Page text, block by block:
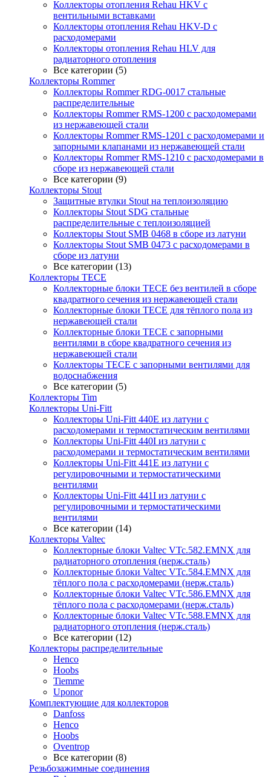
Коллекторы отопления Rehau HKV с
вентильными вставками
Коллекторы отопления Rehau HKV-D с
расходомерами
Коллекторы отопления Rehau HLV для
радиаторного отопления
Все категории (5)
Коллекторы Rommer
Коллекторы Rommer RDG-0017 стальные
распределительные
Коллекторы Rommer RMS-1200 с расходомерами
из нержавеющей стали
Коллекторы Rommer RMS-1201 с расходомерами и
запорными клапанами из нержавеющей стали
Коллекторы Rommer RMS-1210 с расходомерами в
сборе из нержавеющей стали
Все категории (9)
Коллекторы Stout
Защитные втулки Stout на теплоизоляцию
Коллекторы Stout SDG стальные
распределительные с теплоизоляцией
Коллекторы Stout SMB 0468 в сборе из латуни
Коллекторы Stout SMB 0473 с расходомерами в
сборе из латуни
Все категории (13)
Коллекторы TECE
Коллекторные блоки TECE без вентилей в сборе
квадратного сечения из нержавеющей стали
Коллекторные блоки TECE для тёплого пола из
нержавеющей стали
Коллекторные блоки TECE с запорными
вентилями в сборе квадратного сечения из
нержавеющей стали
Коллекторы TECE с запорными вентилями для
водоснабжения
Все категории (5)
Коллекторы Tim
Коллекторы Uni-Fitt
Коллекторы Uni-Fitt 440E из латуни с
расходомерами и термостатическим вентилями
Коллекторы Uni-Fitt 440I из латуни с
расходомерами и термостатическим вентилями
Коллекторы Uni-Fitt 441E из латуни с
регулировочными и термостатическими
вентилями
Коллекторы Uni-Fitt 441I из латуни с
регулировочными и термостатическими
вентилями
Все категории (14)
Коллекторы Valtec
Коллекторные блоки Valtec VTc.582.EMNX для
радиаторного отопления (нерж.сталь)
Коллекторные блоки Valtec VTc.584.EMNX для
тёплого пола с расходомерами (нерж.сталь)
Коллекторные блоки Valtec VTc.586.EMNX для
тёплого пола с расходомерами (нерж.сталь)
Коллекторные блоки Valtec VTc.588.EMNX для
радиаторного отопления (нерж.сталь)
Все категории (12)
Коллекторы распределительные
Henco
Hoobs
Tiemme
Uponor
Комплектующие для коллекторов
Danfoss
Henco
Hoobs
Oventrop
Все категории (8)
Резьбозажимные соединения